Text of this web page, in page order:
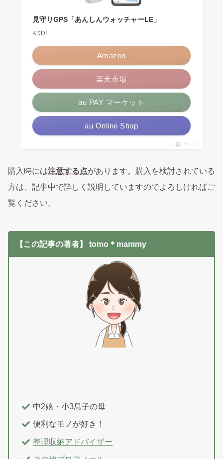
見守りGPS「あんしんウォッチャーLE」
KDDI
Amazon
楽天市場
au PAY マーケット
au Online Shop
ポチップ
購入時には注意する点があります。購入を検討されている
方は、記事中で詳しく説明していますのでよろしければご
覧ください。
【この記事の著者】 tomo＊mammy
中2娘・小3息子の母
便利なモノが好き！
整理収納アドバイザー